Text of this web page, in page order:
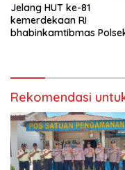
Jelang HUT ke-81
kemerdekaan RI
bhabinkamtibmas
Rekomendasi